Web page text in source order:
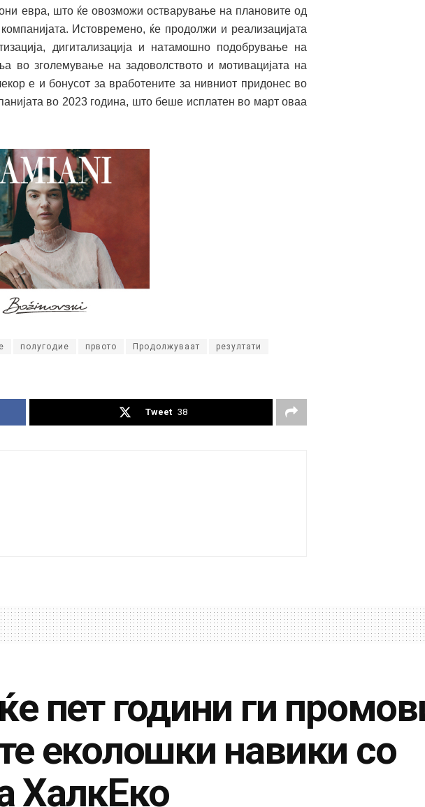
евра, што ќе овозможи остварување на плановите од
Истовремено, ќе продолжи и реализацијата
дигитализација и натамошно подобрување на
во зголемување на задоволството и мотивацијата на
е и бонусот за вработените за нивниот придонес во
во 2023 година, што беше исплатен во март оваа
полугодие првото Продолжуваат резултати
Tweet 38
пет години ги
еколошки навики со
ХалкЕко